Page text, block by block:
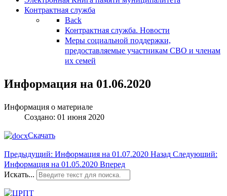
Контрактная служба
Back
Контрактная служба. Новости
Меры социальной поддержки,
предоставляемые участникам СВО и членам
их семей
Информация на 01.06.2020
Информация о материале
Создано: 01 июня 2020
Скачать
Предыдущий: Информация на 01.07.2020 Назад Следующий:
Информация на 01.05.2020 Вперед
Искать...